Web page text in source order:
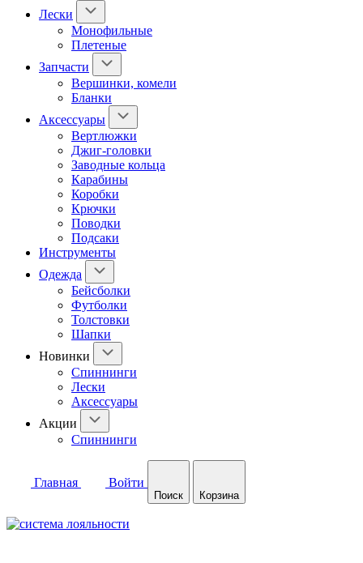
Лески
Монофильные
Плетеные
Запчасти
Вершинки, комели
Бланки
Аксессуары
Вертлюжки
Джиг-головки
Заводные кольца
Карабины
Коробки
Крючки
Поводки
Подсаки
Инструменты
Одежда
Бейсболки
Футболки
Толстовки
Шапки
Новинки
Спиннинги
Лески
Аксессуары
Акции
Спиннинги
Главная Войти
Поиск Корзина